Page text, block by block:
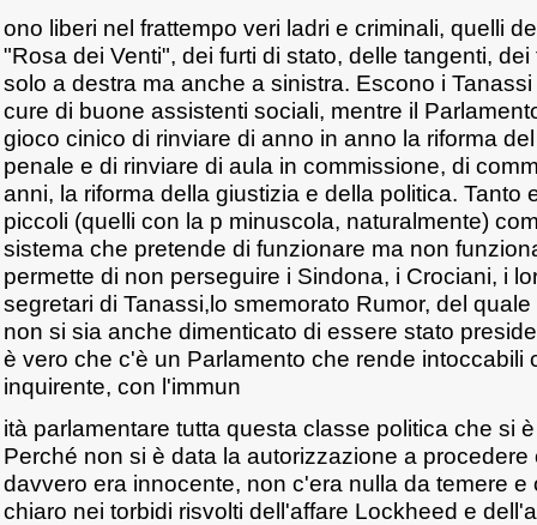
ono liberi nel frattempo veri ladri e criminali, quelli
"Rosa dei Venti", dei furti di stato, delle tangenti,
solo a destra ma anche a sinistra. Escono i
cure di buone assistenti sociali, mentre il
gioco cinico di rinviare di anno in anno la riforma
penale e di rinviare di aula in commissione, di
anni, la riforma della giustizia e della politica. Tanto
piccoli (quelli con la p minuscola, naturalmente)
sistema che pretende di funzionare ma non
permette di non perseguire i Sindona, i Crociani, i
segretari di Tanassi,lo smemorato Rumor, del
non si sia anche dimenticato di essere stato
è vero che c'è un Parlamento che rende intoccabili
inquirente, con l'immun
ità parlamentare tutta questa classe politica che si
Perché non si è data la autorizzazione a procedere
davvero era innocente, non c'era nulla da temere e
chiaro nei torbidi risvolti dell'affare Lockheed e